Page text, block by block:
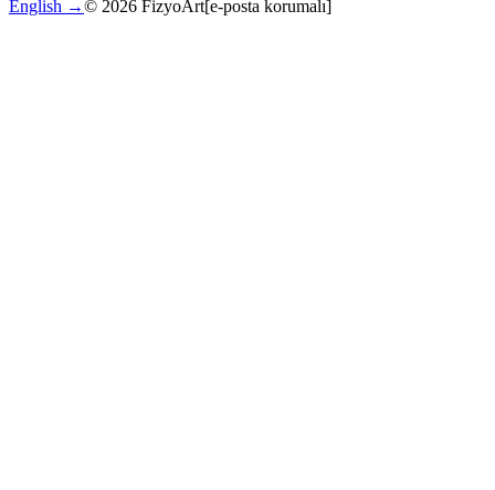
English →© 2026 FizyoArt[e-posta korumalı]